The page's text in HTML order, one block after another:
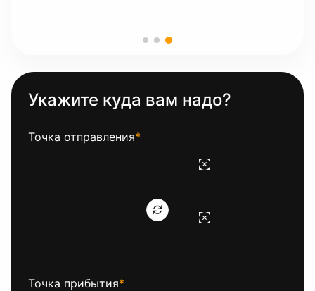
Укажите куда вам надо?
Точка отправления*
Точка прибытия*